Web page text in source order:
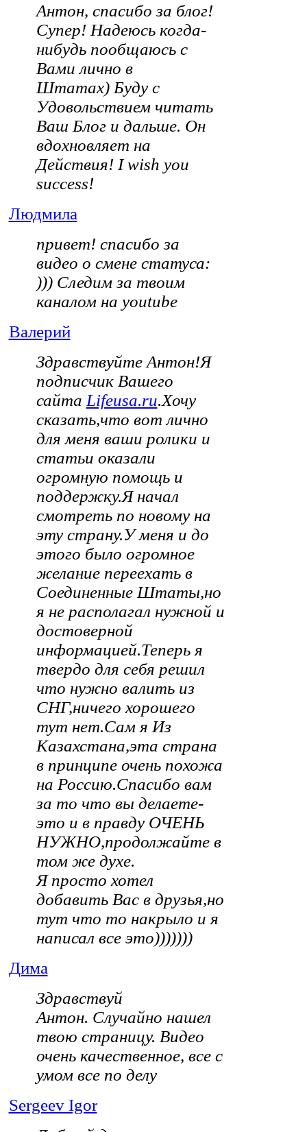
Антон, спасибо за блог!
Супер! Надеюсь когда-
нибудь пообщаюсь с
Вами лично в
Штатах) Буду с
Удовольствием читать
Ваш Блог и дальше. Он
вдохновляет на
Действия! I wish you
success!
Людмила
привет! спасибо за
видео о смене статуса:
))) Следим за твоим
каналом на youtube
Валерий
Здравствуйте Антон!Я
подписчик Вашего
сайта Lifeusa.ru.Хочу
сказать,что вот лично
для меня ваши ролики и
статьи оказали
огромную помощь и
поддержку.Я начал
смотреть по новому на
эту страну.У меня и до
этого было огромное
желание переехать в
Соединенные Штаты,но
я не располагал нужной и
достоверной
информацией.Теперь я
твердо для себя решил
что нужно валить из
СНГ,ничего хорошего
тут нет.Сам я Из
Казахстана,эта страна
в принципе очень похожа
на Россию.Спасибо вам
за то что вы делаете-
это и в правду ОЧЕНЬ
НУЖНО,продолжайте в
том же духе.
Я просто хотел
добавить Вас в друзья,но
тут что то накрыло и я
написал все это)))))))
Дима
Здравствуй
Антон. Случайно нашел
твою страницу. Видео
очень качественное, все с
умом все по делу
Sergeev Igor